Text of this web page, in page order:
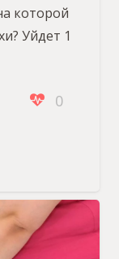
которой
Уйдет 1
0